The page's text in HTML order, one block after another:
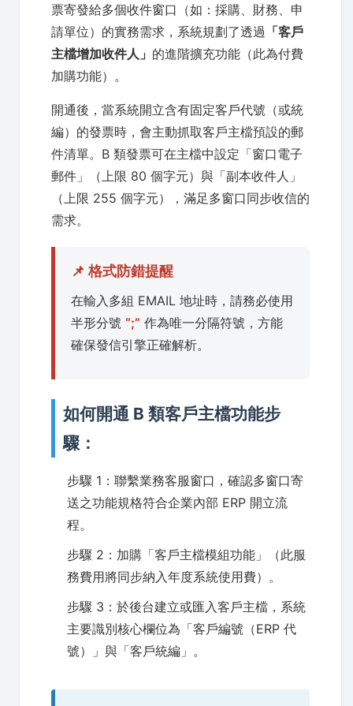
票寄發給多個收件窗口（如：採購、財務、申
請單位）的實務需求，系統規劃了透過 「客戶
主檔增加收件人」 的進階擴充功能（此為付費
加購功能）。
開通後，當系統開立含有固定客戶代號（或統
編）的發票時，會主動抓取客戶主檔預設的郵
件清單。B 類發票可在主檔中設定「窗口電子
郵件」（上限 80 個字元）與「副本收件人」
（上限 255 個字元），滿足多窗口同步收信的
需求。
📌 格式防錯提醒
在輸入多組 EMAIL 地址時，請務必使用
半形分號 “;” 作為唯一分隔符號，方能
確保發信引擎正確解析。
如何開通 B 類客戶主檔功能步
驟：
步驟 1：聯繫業務客服窗口，確認多窗口寄
送之功能規格符合企業內部 ERP 開立流
程。
步驟 2：加購「客戶主檔模組功能」（此服
務費用將同步納入年度系統使用費）。
步驟 3：於後台建立或匯入客戶主檔，系統
主要識別核心欄位為「客戶編號（ERP 代
號）」與「客戶統編」。